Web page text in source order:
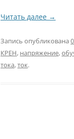
Читать далее →
Запись опубликована
КРЕН, напряжение,
тока,ток.